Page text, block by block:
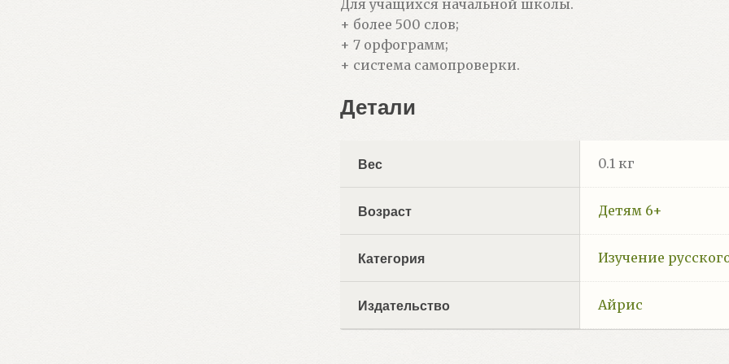
Для учащихся начальной школы.
+ более 500 слов;
+ 7 орфограмм;
+ система самопроверки.
Детали
Вес 0.1 кг
Возраст Детям 6+
Категория Изучение
Издательство Айрис